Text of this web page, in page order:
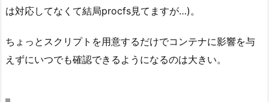
は対応してなくて結局procfs見てますが…)。
ちょっとスクリプトを用意するだけでコンテナに影響を与
えずにいつでも確認できるようになるのは大きい。